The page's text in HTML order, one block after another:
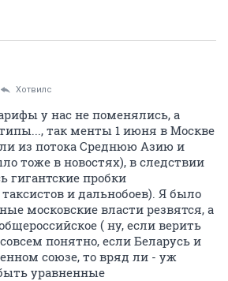
Хотвилс
у нас не поменялись, а
так менты 1 июня в Москве
из потока Среднюю Азию и
тоже в новостях), в следствии
гигантские пробки
и дальнобоев). Я было
московские власти резвятся, а
( ну, если верить
понятно, если Беларусь и
союзе, то вряд ли - уж
уравненные